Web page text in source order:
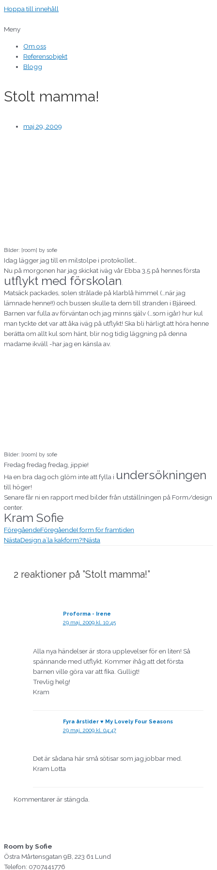
Hoppa till innehåll
Meny
Om oss
Referensobjekt
Blogg
Stolt mamma!
maj 29, 2009
Bilder: [room] by sofie
Idag lägger jag till en milstolpe i protokollet…
Nu på morgonen har jag skickat iväg vår Ebba 3,5 på hennes första
utflykt med förskolan
Matsäck packades, solen strålade på klarblå himmel (…när jag
lämnade henne!!) och bussen skulle ta dem till stranden i Bjäreed.
Barnen var fulla av förväntan och jag minns själv (…som igår) hur kul
man tyckte det var att åka iväg på utflykt! Ska bli härligt att höra henne
berätta om allt kul som hänt, blir nog tidig läggning på denna
madame ikväll -har jag en känsla av.
Bilder: [room] by sofie
Fredag fredag fredag, jippie!
Ha en bra dag och glöm inte att fylla i undersökningen
till höger!
Senare får ni en rapport med bilder från utställningen på Form/design
center.
Kram Sofie
FöregåendeFöregåendeI form för framtiden
NästaDesign a´la kakform?!Nästa
2 reaktioner på ”Stolt mamma!”
Proforma - Irene
29 maj, 2009 kl. 10:45
Alla nya händelser är stora upplevelser för en liten! Så
spännande med utflykt. Kommer ihåg att det första
barnen ville göra var att fika. Gulligt!
Trevlig helg!
Kram
Fyra årstider ♥ My Lovely Four Seasons
29 maj, 2009 kl. 04:47
Det är sådana här små sötisar som jag jobbar med.
Kram Lotta
Kommentarer är stängda.
Room by Sofie
Östra Mårtensgatan 9B, 223 61 Lund
Telefon: 0707441776